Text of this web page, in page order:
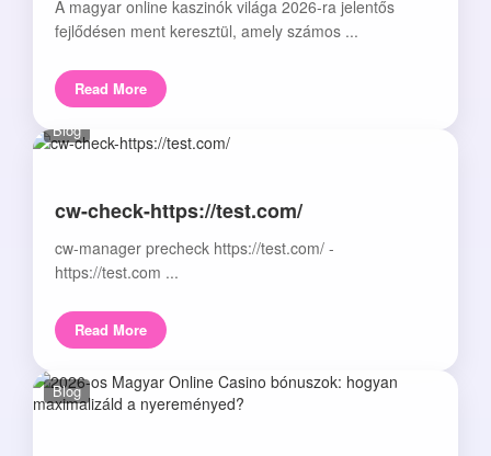
A magyar online kaszinók világa 2026-ra jelentős
fejlődésen ment keresztül, amely számos ...
Read More
Blog
cw-check-https://test.com/
cw-manager precheck https://test.com/ -
https://test.com ...
Read More
Blog